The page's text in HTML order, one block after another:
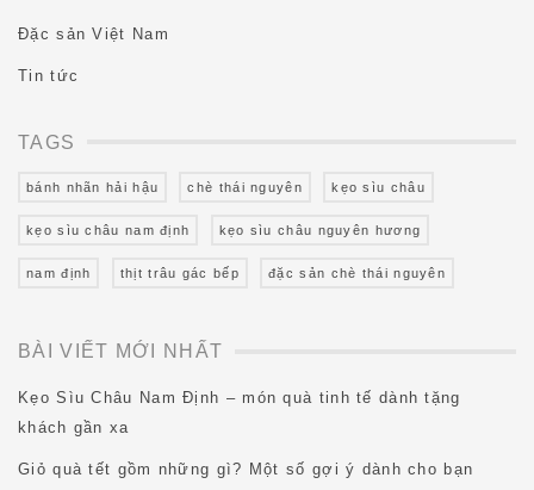
Đặc sản Việt Nam
Tin tức
TAGS
bánh nhãn hải hậu chè thái nguyên kẹo sìu châu
kẹo sìu châu nam định kẹo sìu châu nguyên hương
nam định thịt trâu gác bếp đặc sản chè thái nguyên
BÀI VIẾT MỚI NHẤT
Kẹo Sìu Châu Nam Định – món quà tinh tế dành tặng
khách gần xa
Giỏ quà tết gồm những gì? Một số gợi ý dành cho bạn